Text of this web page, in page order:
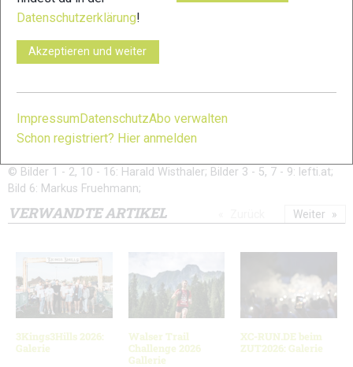
15
© Bilder 1 - 2, 10 - 16: Harald Wisthaler; Bilder 3 - 5, 7 - 9: lefti.at;
Bild 6: Markus Fruehmann;
VERWANDTE ARTIKEL
3Kings3Hills 2026:
Galerie
Walser Trail
Challenge 2026
Gallerie
XC-RUN.DE beim
ZUT2026: Galerie
Weiter
Datenschutzerklärung!
Akzeptieren und weiter
Impressum DatenschutzAbo verwalten
Schon registriert? Hier anmelden